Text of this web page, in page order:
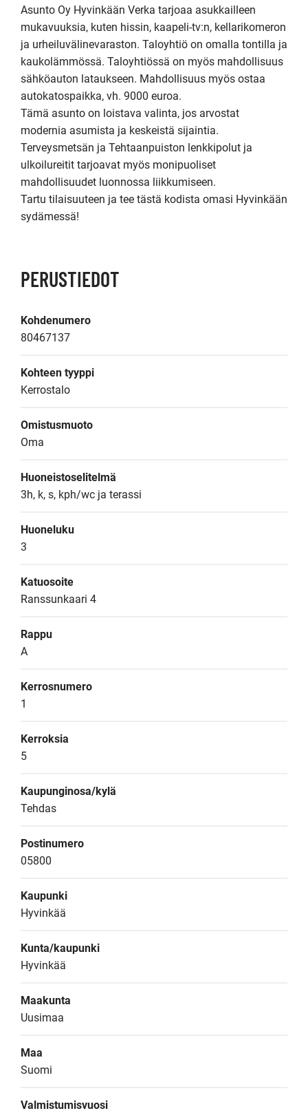
Asunto Oy Hyvinkään Verka tarjoaa asukkailleen
mukavuuksia, kuten hissin, kaapeli-tv:n, kellarikomeron
ja urheiluvälinevaraston. Taloyhtiö on omalla tontilla ja
kaukolämmössä. Taloyhtiössä on myös mahdollisuus
sähköauton lataukseen. Mahdollisuus myös ostaa
autokatospaikka, vh. 9000 euroa.
Tämä asunto on loistava valinta, jos arvostat
modernia asumista ja keskeistä sijaintia.
Terveysmetsän ja Tehtaanpuiston lenkkipolut ja
ulkoilureitit tarjoavat myös monipuoliset
mahdollisuudet luonnossa liikkumiseen.
Tartu tilaisuuteen ja tee tästä kodista omasi Hyvinkään
PERUSTIEDOT
Kohdenumero
80467137
Kohteen tyyppi
Kerrostalo
Omistusmuoto
Oma
Huoneistoselitelmä
3h, k, s, kph/wc ja terassi
Huoneluku
3
Katuosoite
Ranssunkaari 4
Rappu
A
Kerrosnumero
1
Kerroksia
5
Kaupunginosa/kylä
Tehdas
Postinumero
05800
Kaupunki
Hyvinkää
Kunta/kaupunki
Hyvinkää
Maakunta
Uusimaa
Maa
Suomi
Valmistumisvuosi